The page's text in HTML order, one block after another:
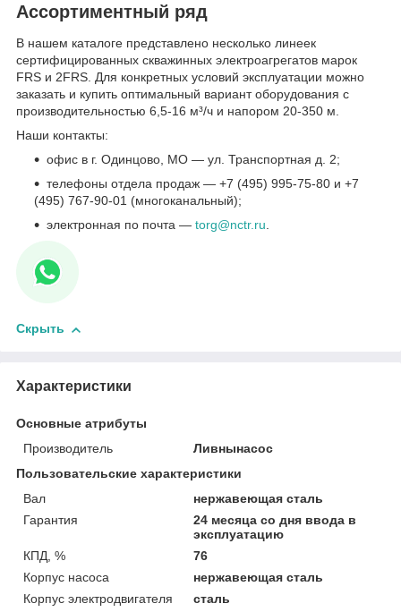
Ассортиментный ряд
В нашем каталоге представлено несколько линеек
сертифицированных скважинных электроагрегатов марок
FRS и 2FRS. Для конкретных условий эксплуатации можно
заказать и купить оптимальный вариант оборудования с
производительностью 6,5-16 м³/ч и напором 20-350 м.
Наши контакты:
офис в г. Одинцово, МО — ул. Транспортная д. 2;
телефоны отдела продаж — +7 (495) 995-75-80 и +7
(495) 767-90-01 (многоканальный);
электронная по почта — torg@nctr.ru.
Скрыть
Характеристики
Основные атрибуты
Производитель
Ливнынасос
Пользовательские характеристики
Вал
нержавеющая сталь
Гарантия
24 месяца со дня ввода в
эксплуатацию
КПД, %
76
Корпус насоса
нержавеющая сталь
Корпус электродвигателя
сталь